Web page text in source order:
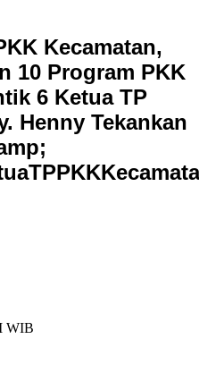
Kecamatan,
10 Program PKK
6 Ketua TP
Henny Tekankan
uaTPPKKKecamata
WIB